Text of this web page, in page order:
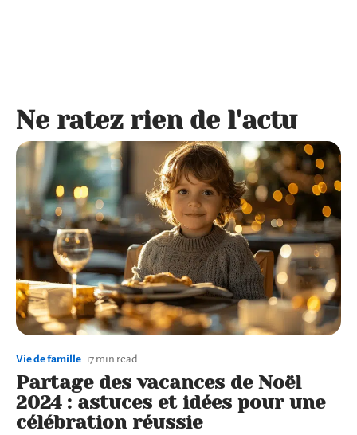
Ne ratez rien de l'actu
Vie de famille 7 min read
Partage des vacances de Noël
2024 : astuces et idées pour une
célébration réussie